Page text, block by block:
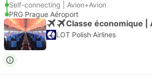
Self-connecting | Avion+Avion
PRG Prague Aéroport
Classe économique |
LOT Polish Airlines